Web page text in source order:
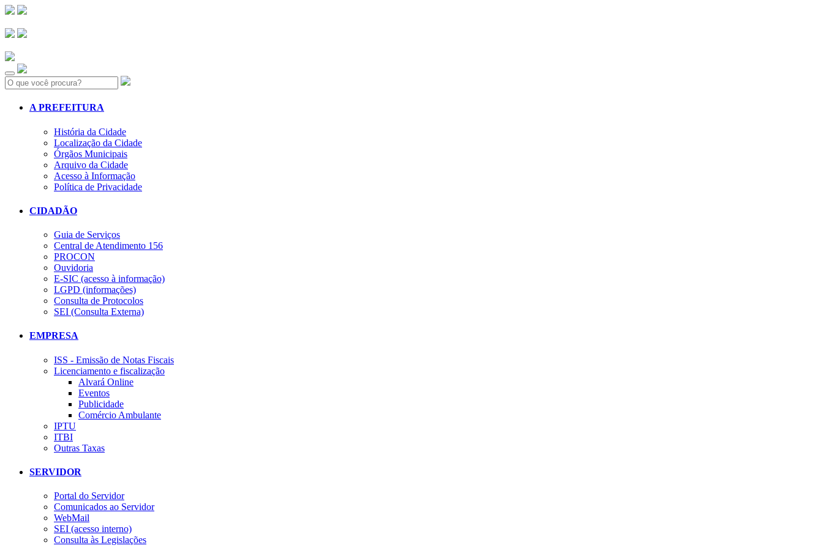
Search:
A PREFEITURA
História da Cidade
Localização da Cidade
Órgãos Municipais
Arquivo da Cidade
Acesso à Informação
Política de Privacidade
CIDADÃO
Guia de Serviços
Central de Atendimento 156
PROCON
Ouvidoria
E-SIC (acesso à informação)
LGPD (informações)
Consulta de Protocolos
SEI (Consulta Externa)
EMPRESA
ISS - Emissão de Notas Fiscais
Licenciamento e fiscalização
Alvará Online
Eventos
Publicidade
Comércio Ambulante
IPTU
ITBI
Outras Taxas
SERVIDOR
Portal do Servidor
Comunicados ao Servidor
WebMail
SEI (acesso interno)
Consulta às Legislações